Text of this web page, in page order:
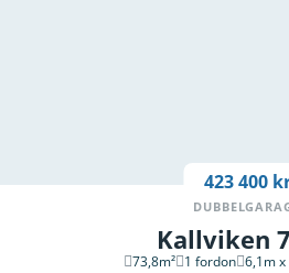
423 400
Kallviken
73,8m² 1 fordon 6,1m